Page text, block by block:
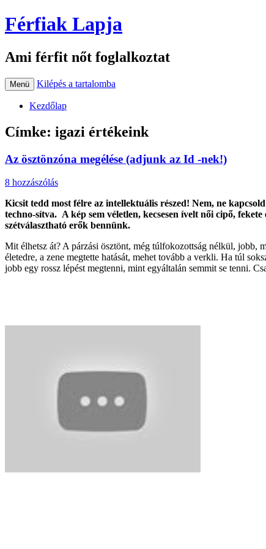
Férfiak Lapja
Ami férfit nőt foglalkoztat
Menü Kilépés a tartalomba
Kezdőlap
Címke: igazi értékeink
Az ösztönzóna megélése (adjunk az Id -nek!)
8 hozzászólás
Kicsit tedd most félre az intellektuális részed! Nem, ne
techno-sítva. A kép sem véletlen, kecsesen ívelt női cipő,
szétválasztható erők bennünk.
Mit élhetsz át? A párzási ösztönt, még túlfokozottság nélkül, jobb,
életedre, a zene megtette hatását, mehet tovább a verkli. Ha túl
jobb egy rossz lépést megtenni, mint egyáltalán semmit se tenni.